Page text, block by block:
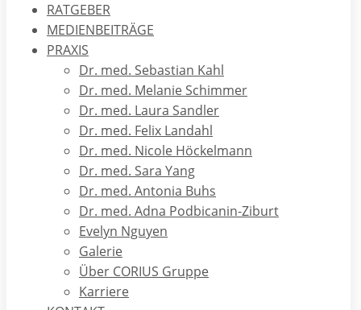
RATGEBER
MEDIENBEITRÄGE
PRAXIS
Dr. med. Sebastian Kahl
Dr. med. Melanie Schimmer
Dr. med. Laura Sandler
Dr. med. Felix Landahl
Dr. med. Nicole Höckelmann
Dr. med. Sara Yang
Dr. med. Antonia Buhs
Dr. med. Adna Podbicanin-Ziburt
Evelyn Nguyen
Galerie
Über CORIUS Gruppe
Karriere
Konkret kann das tausendfache Eindringen der
Tätowiernadel pro Minute in tiefergelegene Hautschichten,
die sogenannte Lederhaut, bei Nichteinhalten bestimmter
Hygienestandards zu weiteren gesundheitlichen Problemen
führen. Gefährlich ist insbesondere das Risiko der
Übertragung von Virusinfektionen wie Herpes, Hepatitis
(Leberentzündung) oder HIV. Aber auch bakterielle
Infektionen an der Einstichstelle mit dem Risiko einer
späteren Narbenbildung oder das Auftreten verzögerter
Kontaktallergien z.B. durch Nickel oder Chromate (in grünen
Tattoo-Farben) können durch den Vorgang der Tätowierung
ausgelöst werden. Kadmiumsalze in gelben und Kaminrot in
roten Tattoo-Farben erhöhen deutlich die Lichtsensibilität
der Haut, was bei Sonneneinwirkung zu Verbrennungen
führen kann! In schwarzer Tattoo-Farbe wurden sogar